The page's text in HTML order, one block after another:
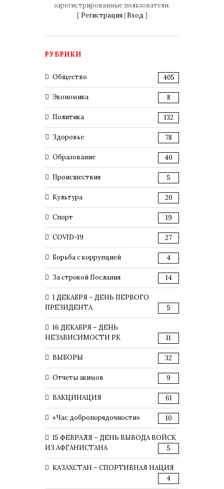
зарегистрированные пользователи.
[ Регистрация| Вход ]
РУБРИКИ
Общество 405
Экономика 8
Политика 132
Здоровье 78
Образование 40
Происшествия 5
Культура 20
Спорт 19
COVID-19 27
Борьба с коррупцией 4
За строкой Послания 14
1 ДЕКАБРЯ – ДЕНЬ ПЕРВОГО
ПРЕЗИДЕНТА
5
16 ДЕКАБРЯ – ДЕНЬ
НЕЗАВИСИМОСТИ РК
11
ВЫБОРЫ 32
Отчеты акимов 9
ВАКЦИНАЦИЯ 61
«Час добропорядочности» 10
15 ФЕВРАЛЯ – ДЕНЬ ВЫВОДА ВОЙСК
ИЗ АФГАНИСТАНА
5
КАЗАХСТАН – СПОРТИВНАЯ НАЦИЯ
4